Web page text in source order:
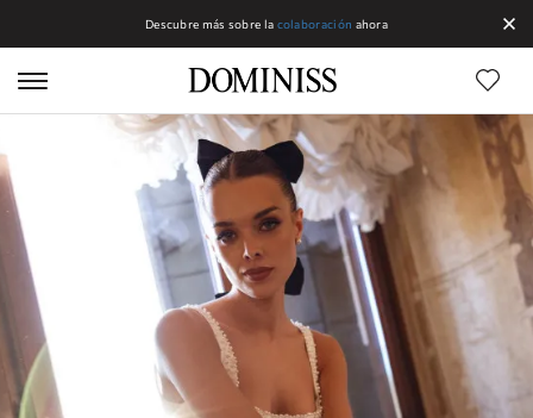
Descubre más sobre la colaboración ahora
Líneas DOMINISS